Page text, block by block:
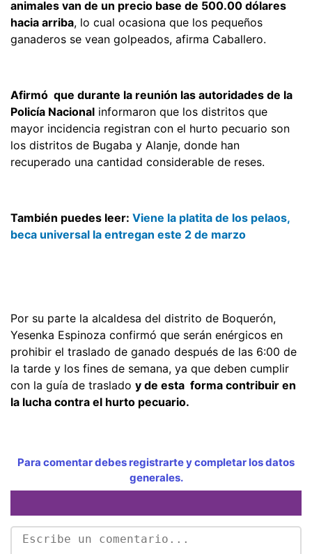
animales van de un precio base de 500.00 dólares
hacia arriba, lo cual ocasiona que los pequeños
ganaderos se vean golpeados, afirma Caballero.
Afirmó que durante la reunión las autoridades de la
Policía Nacional informaron que los distritos que
mayor incidencia registran con el hurto pecuario son
los distritos de Bugaba y Alanje, donde han
recuperado una cantidad considerable de reses.
También puedes leer: Viene la platita de los pelaos,
beca universal la entregan este 2 de marzo
Por su parte la alcaldesa del distrito de Boquerón,
Yesenka Espinoza confirmó que serán enérgicos en
prohibir el traslado de ganado después de las 6:00 de
la tarde y los fines de semana, ya que deben cumplir
con la guía de traslado y de esta forma contribuir en
la lucha contra el hurto pecuario.
Para comentar debes registrarte y completar los datos
generales.